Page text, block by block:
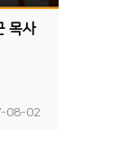
목사
08-02